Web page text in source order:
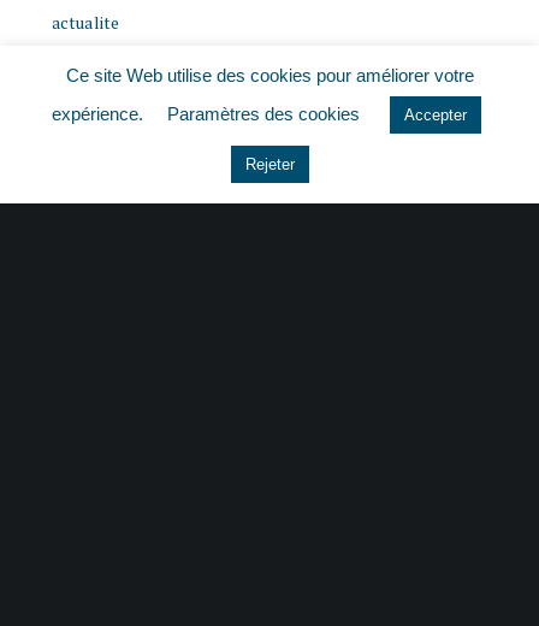
actualite
histoire
Ce site Web utilise des cookies pour améliorer votre
expérience.
Paramètres des cookies Accepter
Rejeter